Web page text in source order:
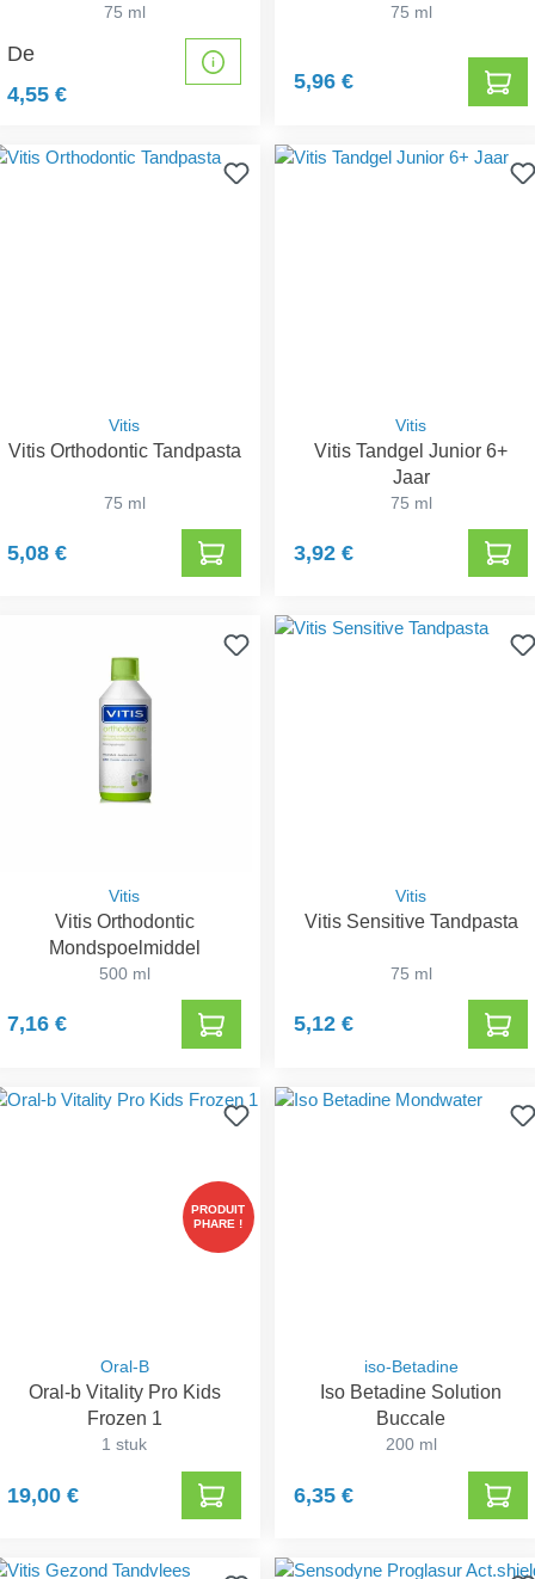
75 ml
De
4,55 €
75 ml
5,96 €
Vitis
Vitis Orthodontic Tandpasta
75 ml
5,08 €
Vitis
Vitis Tandgel Junior 6+
Jaar
75 ml
3,92 €
Vitis
Vitis Orthodontic
Mondspoelmiddel
500 ml
7,16 €
Vitis
Vitis Sensitive Tandpasta
75 ml
5,12 €
PRODUIT
PHARE !
Oral-B
Oral-b Vitality Pro Kids
Frozen 1
1 stuk
19,00 €
iso-Betadine
Iso Betadine Solution
Buccale
200 ml
6,35 €